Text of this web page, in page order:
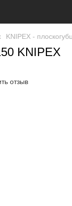
KNIPEX -
KNIPEX
отзыв